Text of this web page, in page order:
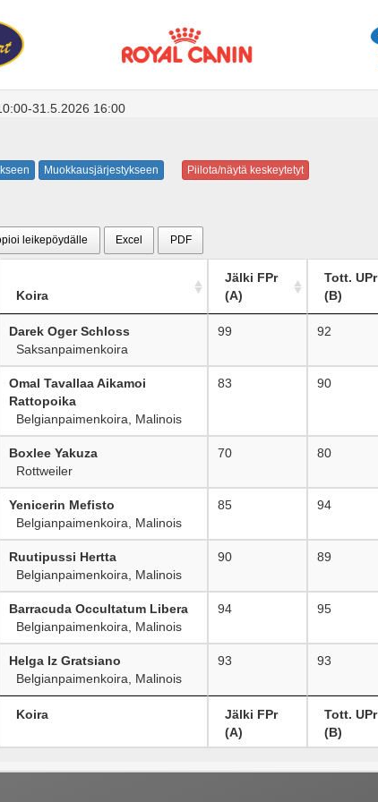
31.5.2026 16:00
Muokkausjärjestykseen Piilota/näytä keskeytetyt
leikepöydälle Excel PDF
Koira
Jälki FPr
(A)
Tott. UPr
(B)
Darek Oger Schloss
Saksanpaimenkoira
99 92
Omal Tavallaa Aikamoi
Rattopoika
Belgianpaimenkoira, Malinois
83 90
Boxlee Yakuza
Rottweiler
70 80
Yenicerin Mefisto
Belgianpaimenkoira, Malinois
85 94
Ruutipussi Hertta
Belgianpaimenkoira, Malinois
90 89
Barracuda Occultatum Libera
Belgianpaimenkoira, Malinois
94 95
Helga Iz Gratsiano
Belgianpaimenkoira, Malinois
93 93
Koira
Jälki FPr
(A)
Tott. UPr
(B)